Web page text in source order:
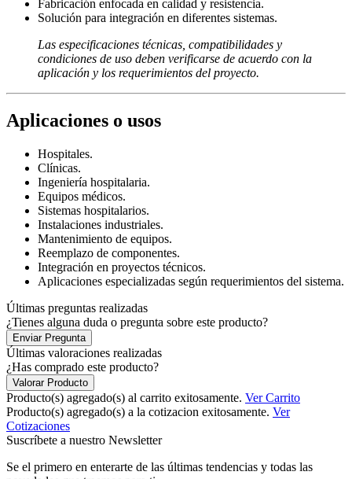
Fabricación enfocada en calidad y resistencia.
Solución para integración en diferentes sistemas.
Las especificaciones técnicas, compatibilidades y
condiciones de uso deben verificarse de acuerdo con la
aplicación y los requerimientos del proyecto.
Aplicaciones o usos
Hospitales.
Clínicas.
Ingeniería hospitalaria.
Equipos médicos.
Sistemas hospitalarios.
Instalaciones industriales.
Mantenimiento de equipos.
Reemplazo de componentes.
Integración en proyectos técnicos.
Aplicaciones especializadas según requerimientos del sistema.
Últimas preguntas realizadas
¿Tienes alguna duda o pregunta sobre este producto?
Enviar Pregunta
Últimas valoraciones realizadas
¿Has comprado este producto?
Valorar Producto
Producto(s) agregado(s) al carrito exitosamente. Ver Carrito
Producto(s) agregado(s) a la cotizacion exitosamente. Ver
Cotizaciones
Suscríbete a nuestro Newsletter
Se el primero en enterarte de las últimas tendencias y todas las